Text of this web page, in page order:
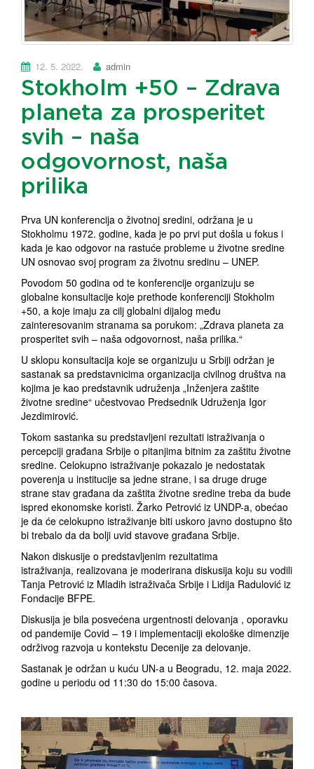
12. 5. 2022. admin
Stokholm +50 – Zdrava
planeta za prosperitet
svih – naša
odgovornost, naša
prilika
Prva UN konferencija o životnoj sredini, održana je u
Stokholmu 1972. godine, kada je po prvi put došla u fokus i
kada je kao odgovor na rastuće probleme u životne sredine
UN osnovao svoj program za životnu sredinu – UNEP.
Povodom 50 godina od te konferencije organizuju se
globalne konsultacije koje prethode konferenciji Stokholm
+50, a koje imaju za cilj globalni dijalog među
zainteresovanim stranama sa porukom: „Zdrava planeta za
prosperitet svih – naša odgovornost, naša prilika.“
U sklopu konsultacija koje se organizuju u Srbiji održan je
sastanak sa predstavnicima organizacija civilnog društva na
kojima je kao predstavnik udruženja „Inženjera zaštite
životne sredine“ učestvovao Predsednik Udruženja Igor
Jezdimirović.
Tokom sastanka su predstavljeni rezultati istraživanja o
percepciji građana Srbije o pitanjima bitnim za zaštitu životne
sredine. Celokupno istraživanje pokazalo je nedostatak
poverenja u institucije sa jedne strane, i sa druge druge
strane stav građana da zaštita životne sredine treba da bude
ispred ekonomske koristi. Žarko Petrović iz UNDP-a, obećao
je da će celokupno istraživanje biti uskoro javno dostupno što
bi trebalo da da bolji uvid stavove građana Srbije.
Nakon diskusije o predstavljenim rezultatima
istraživanja, realizovana je moderirana diskusija koju su vodili
Tanja Petrović iz Mladih istraživača Srbije i Lidija Radulović iz
Fondacije BFPE.
Diskusija je bila posvećena urgentnosti delovanja , oporavku
od pandemije Covid – 19 i implementaciji ekološke dimenzije
održivog razvoja u kontekstu Decenije za delovanje.
Sastanak je održan u kuću UN-a u Beogradu, 12. maja 2022.
godine u periodu od 11:30 do 15:00 časova.